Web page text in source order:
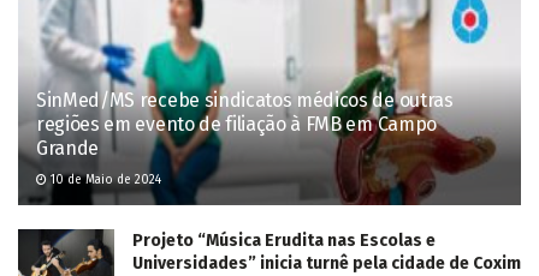
SinMed/MS recebe sindicatos médicos de outras
regiões em evento de filiação à FMB em Campo
Grande
10 de Maio de 2024
Projeto “Música Erudita nas Escolas e
Universidades” inicia turnê pela cidade de Coxim